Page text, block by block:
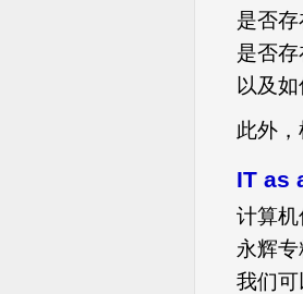
是否
是否
以及
此外
IT as
计算
永辉
我们